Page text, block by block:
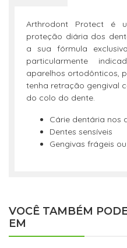
Arthrodont Protect é
proteção diária dos
a sua fórmula
particularmente
aparelhos ortodônticos,
tenha retração gengival
do colo do dente.
Cárie dentária nos
Dentes sensíveis
Gengivas frágeis
VOCÊ TAMBÉM
EM